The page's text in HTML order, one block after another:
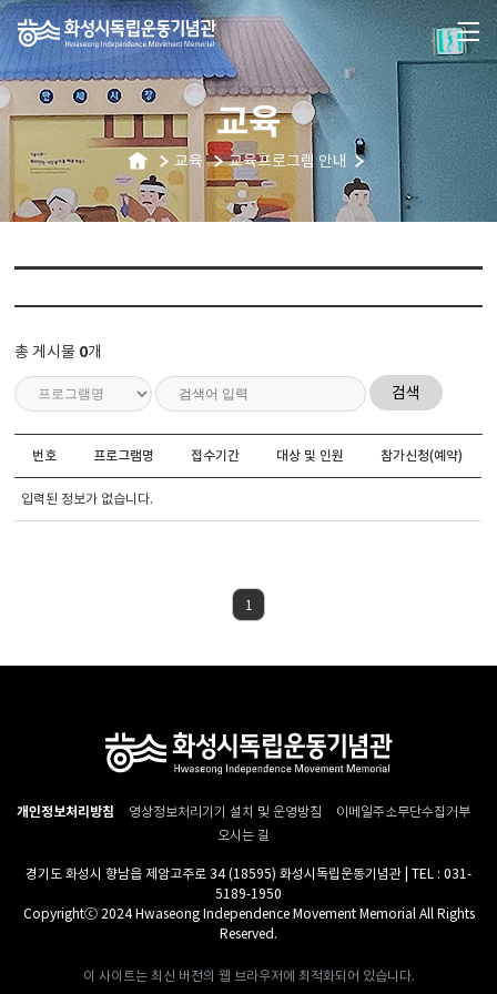
교육
교육 교육프로그램 안내
총 게시물 0개
검색
번호 프로그램명 접수기간 대상 및 인원 참가신청(예약)
입력된 정보가 없습니다.
1
개인정보처리방침 영상정보처리기기 설치 및 운영방침
이메일주소무단수집거부
오시는 길
경기도 화성시 향남읍 제암고주로 34 (18595) 화성시독립운동기념관 | TEL : 031-
5189-1950
Copyrightⓒ 2024 Hwaseong Independence Movement Memorial All Rights
Reserved.
이 사이트는 최신 버전의 웹 브라우저에 최적화되어 있습니다.